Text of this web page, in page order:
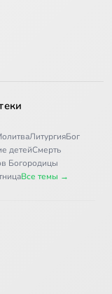
ЛитургияБог
детейСмерть
Богородицы
Все темы →